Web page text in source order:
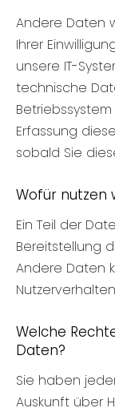
Andere Daten
Ihrer
unsere IT-
technische
Erfassung
sobald Sie
Wofür nutzen
Ein Teil der
Bereitstellung
Andere Daten
Welche
Daten?
Sie haben
Auskunft über